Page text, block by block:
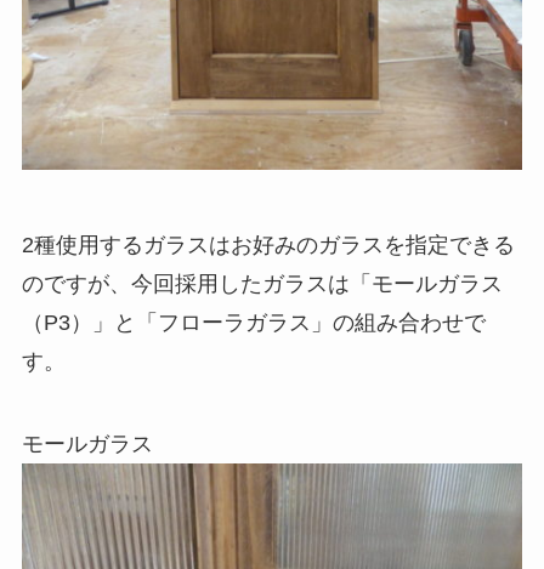
2種使用するガラスはお好みのガラスを指定できる
のですが、今回採用したガラスは「モールガラス
（P3）」と「フローラガラス」の組み合わせで
す。
モールガラス